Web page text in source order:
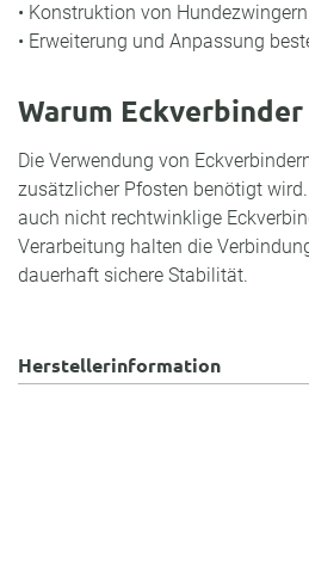
• Konstruktion von
• Erweiterung und Anpassung
Warum
Die Verwendung von
zusätzlicher Pfosten benötigt
auch nicht rechtwinklige
Verarbeitung halten die
dauerhaft sichere Stabilität.
Herstellerinformation